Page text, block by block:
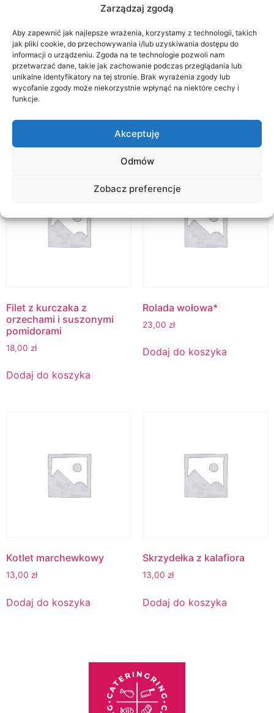
Zarządzaj zgodą
Aby zapewnić jak najlepsze wrażenia, korzystamy z technologii, takich
jak pliki cookie, do przechowywania i/lub uzyskiwania dostępu do
informacji o urządzeniu. Zgoda na te technologie pozwoli nam
przetwarzać dane, takie jak zachowanie podczas przeglądania lub
unikalne identyfikatory na tej stronie. Brak wyrażenia zgody lub
wycofanie zgody może niekorzystnie wpłynąć na niektóre cechy i
funkcje.
Akceptuję
Odmów
Zobacz preferencje
Opis
Opis
OPIS PRODUKTU
Podobne produkty
Filet z kurczaka z
orzechami i suszonymi
pomidorami
18,00 zł
Dodaj do koszyka
Rolada wołowa*
23,00 zł
Dodaj do koszyka
Kotlet marchewkowy
13,00 zł
Dodaj do koszyka
Skrzydełka z kalafiora
13,00 zł
Dodaj do koszyka